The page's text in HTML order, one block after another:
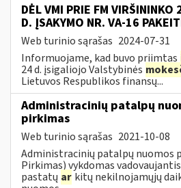
DĖL VMI PRIE FM VIRŠININKO
D. ĮSAKYMO NR. VA-16
Web turinio sąrašas 2024-07-31
Informuojame, kad buvo priimtas
24 d. įsigaliojo Valstybinės
Lietuvos Respublikos finansų...
Administracinių patalpų
pirkimas
Web turinio sąrašas 2021-10-08
Administracinių patalpų nuomos
Pirkimas) vykdomas
pastatų ar kitų nekilnojamųjų